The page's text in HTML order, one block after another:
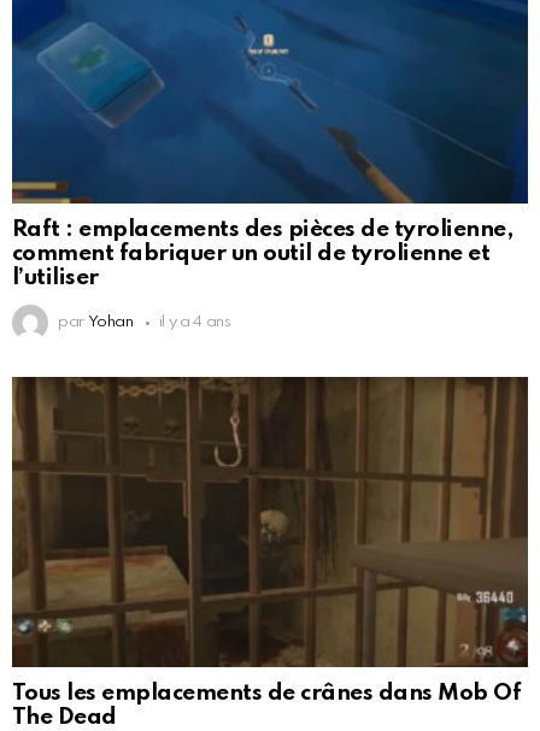
Raft : emplacements des pièces de tyrolienne,
comment fabriquer un outil de tyrolienne et
l’utiliser
par Yohan il y a 4 ans
Tous les emplacements de crânes dans Mob Of
The Dead